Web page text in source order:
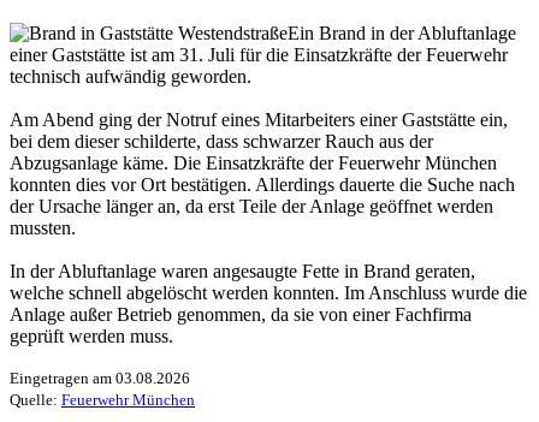
Ein Brand in der Abluftanlage
einer Gaststätte ist am 31. Juli für die Einsatzkräfte der Feuerwehr
technisch aufwändig geworden.
Am Abend ging der Notruf eines Mitarbeiters einer Gaststätte ein,
bei dem dieser schilderte, dass schwarzer Rauch aus der
Abzugsanlage käme. Die Einsatzkräfte der Feuerwehr München
konnten dies vor Ort bestätigen. Allerdings dauerte die Suche nach
der Ursache länger an, da erst Teile der Anlage geöffnet werden
mussten.
In der Abluftanlage waren angesaugte Fette in Brand geraten,
welche schnell abgelöscht werden konnten. Im Anschluss wurde die
Anlage außer Betrieb genommen, da sie von einer Fachfirma
geprüft werden muss.
Eingetragen am 03.08.2026
Quelle: Feuerwehr München